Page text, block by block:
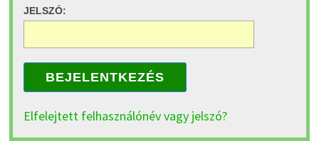
JELSZÓ:
BEJELENTKEZÉS
Elfelejtett felhasználónév vagy jelszó?